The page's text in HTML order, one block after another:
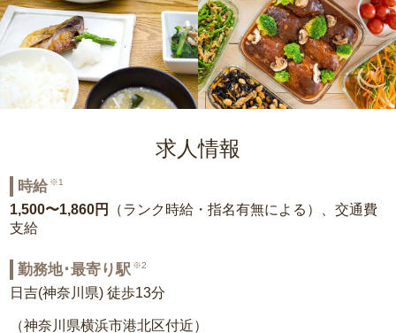
求人情報
時給 ※1
1,500〜1,860円
（ランク時給・指名有無による）、交通費
支給
勤務地･最寄り駅 ※2
日吉(神奈川県) 徒歩13分
（神奈川県横浜市港北区付近）